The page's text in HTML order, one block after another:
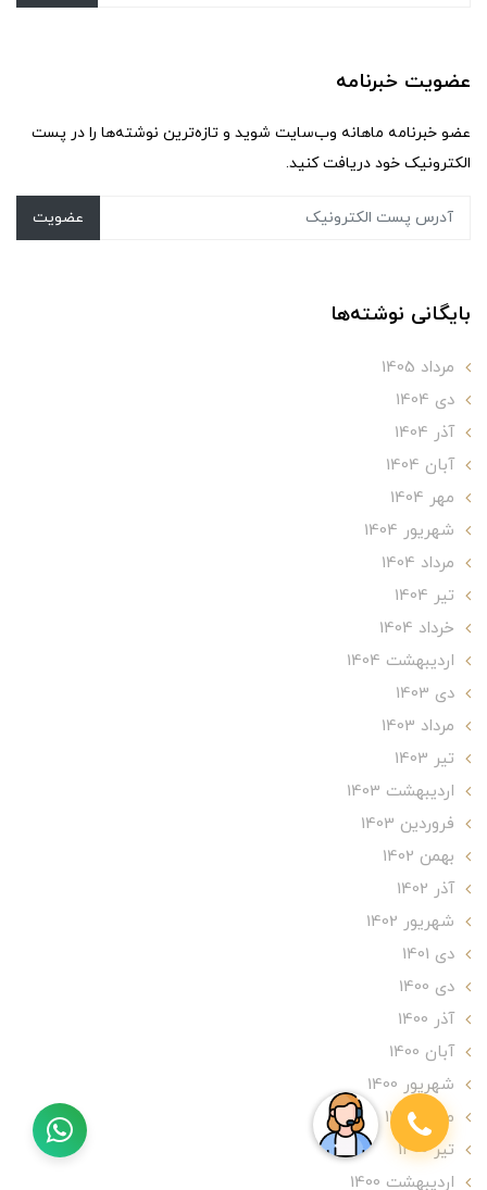
عضویت خبرنامه
عضو خبرنامه ماهانه وب‌سایت شوید و تازه‌ترین نوشته‌ها را در پست
الکترونیک خود دریافت کنید.
عضویت
بایگانی نوشته‌ها
مرداد 1405
دی 1404
آذر 1404
آبان 1404
مهر 1404
شهریور 1404
مرداد 1404
تير 1404
خرداد 1404
ارديبهشت 1404
دی 1403
مرداد 1403
تير 1403
ارديبهشت 1403
فروردین 1403
بهمن 1402
آذر 1402
شهریور 1402
دی 1401
دی 1400
آذر 1400
آبان 1400
شهریور 1400
مرداد 1400
تير 1400
ارديبهشت 1400